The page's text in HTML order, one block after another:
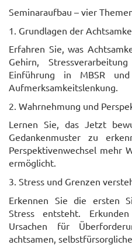
Seminaraufbau – vier
1. Grundlagen der
Erfahren Sie, was
Gehirn,
Einführung in MBSR
Aufmerksamkeitslenkung.
2. Wahrnehmung und
Lernen Sie, das Jetzt
Gedankenmuster zu
Perspektivenwechsel mehr
ermöglicht.
3. Stress und Grenzen
Erkennen Sie die ersten
Stress entsteht.
Ursachen für
achtsamen,